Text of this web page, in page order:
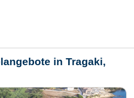
in Tragaki,